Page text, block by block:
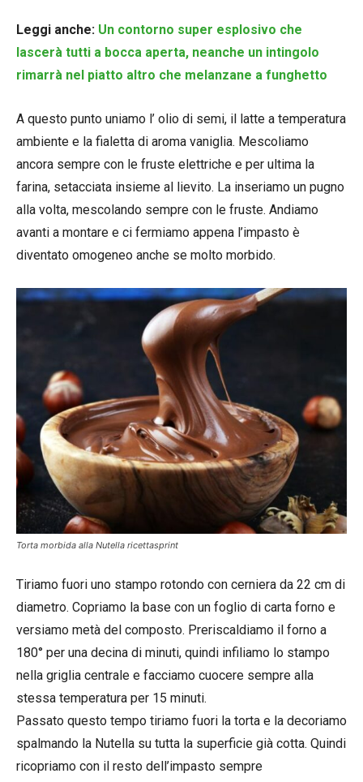
Leggi anche: Un contorno super esplosivo che
lascerà tutti a bocca aperta, neanche un intingolo
rimarrà nel piatto altro che melanzane a funghetto
A questo punto uniamo l’ olio di semi, il latte a temperatura
ambiente e la fialetta di aroma vaniglia. Mescoliamo
ancora sempre con le fruste elettriche e per ultima la
farina, setacciata insieme al lievito. La inseriamo un pugno
alla volta, mescolando sempre con le fruste. Andiamo
avanti a montare e ci fermiamo appena l’impasto è
diventato omogeneo anche se molto morbido.
Torta morbida alla Nutella ricettasprint
Tiriamo fuori uno stampo rotondo con cerniera da 22 cm di
diametro. Copriamo la base con un foglio di carta forno e
versiamo metà del composto. Preriscaldiamo il forno a
180° per una decina di minuti, quindi infiliamo lo stampo
nella griglia centrale e facciamo cuocere sempre alla
stessa temperatura per 15 minuti.
Passato questo tempo tiriamo fuori la torta e la decoriamo
spalmando la Nutella su tutta la superficie già cotta. Quindi
ricopriamo con il resto dell’impasto sempre